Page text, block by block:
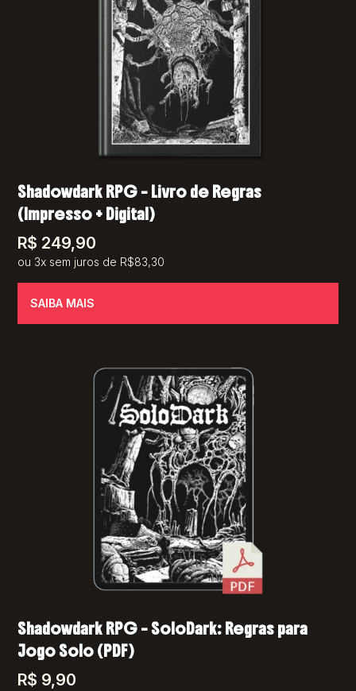
Shadowdark RPG – Livro de Regras
(Impresso + Digital)
R$ 249,90
ou 3x sem juros de R$83,30
SAIBA MAIS
Shadowdark RPG – SoloDark: Regras para
Jogo Solo (PDF)
R$ 9,90